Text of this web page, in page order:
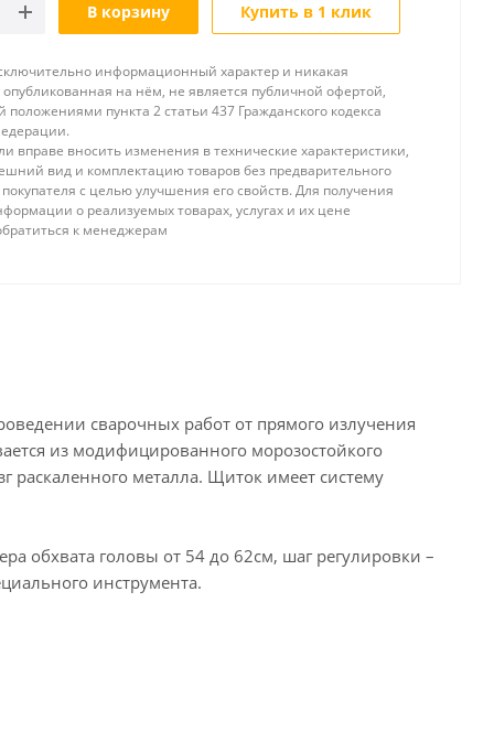
В корзину Купить в 1 клик
информационный характер и никакая
на нём, не является публичной офертой,
положениями пункта 2 статьи 437 Гражданского кодекса
вправе вносить изменения в технические характеристики,
вид и комплектацию товаров без предварительного
с целью улучшения его свойств. Для получения
о реализуемых товарах, услугах и их цене
к менеджерам
сварочных работ от прямого излучения
из модифицированного морозостойкого
металла. Щиток имеет систему
обхвата головы от 54 до 62см, шаг регулировки –
инструмента.